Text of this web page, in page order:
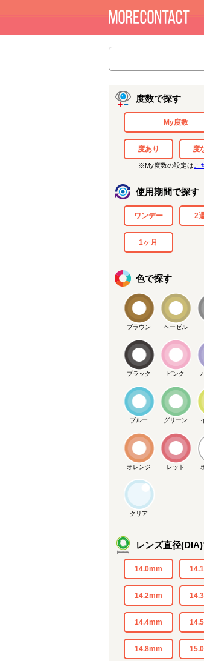
度数で探す
My度数
度あり 度
※My度数の設定は こ
使用期間で探す
ワンデー 2
1ヶ月
色で探す
ブラウン ヘーゼル
ブラック ピンク
ブルー グリーン
オレンジ レッド
クリア
レンズ直径
14.0mm
14.2mm
14.4mm
14.8mm